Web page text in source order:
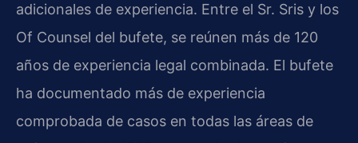
adicionales de experiencia. Entre el Sr. Sris y los
Of Counsel del bufete, se reúnen más de 120
años de experiencia legal combinada. El bufete
ha documentado más de experiencia
comprobada de casos en todas las áreas de